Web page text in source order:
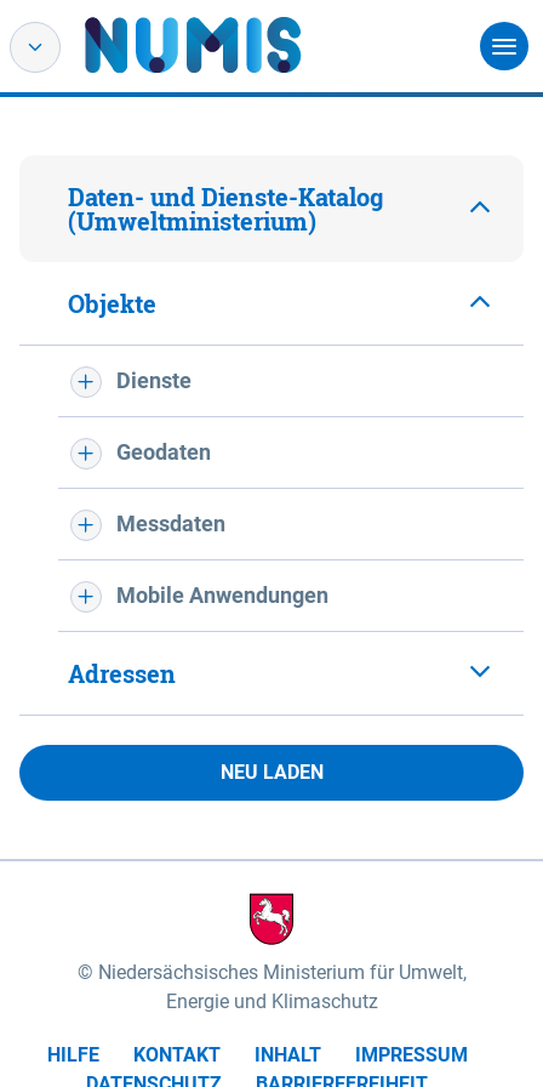
Daten- und Dienste-Katalog
(Umweltministerium)
Objekte
Dienste
Geodaten
Messdaten
Mobile Anwendungen
Adressen
NEU LADEN
Niedersächsisches Ministerium für Umwelt,
Energie und Klimaschutz
HILFE KONTAKT INHALT
IMPRESSUM